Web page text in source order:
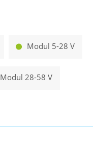
Modul 5-28 V
Modul 28-58 V